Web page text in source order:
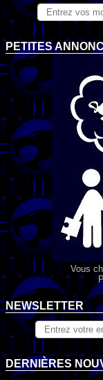
PETITES
Vous
NEWSLETTER
DERNIÈRES